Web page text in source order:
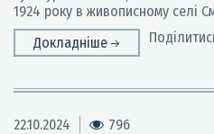
1924 року в живописному селі
Докладніше
22.10.2024 796